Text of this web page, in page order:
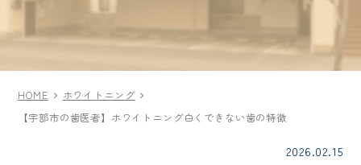
HOME
ホワイトニング
【宇部市の歯医者】ホワイトニング白くできない歯の特徴
2026.02.15